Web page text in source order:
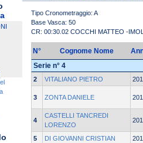
Tipo Cronometraggio: A
Base Vasca: 50
CR: 00:30.02 COCCHI MATTEO -
N° Cognome Nome
Serie n° 4
2 VITALIANO PIETRO
3 ZONTA DANIELE
4
CASTELLI TANCREDI
LORENZO
5 DI GIOVANNI CRISTIAN